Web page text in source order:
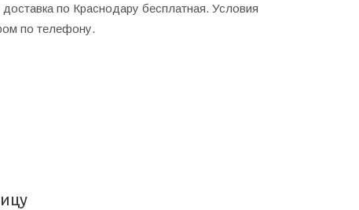
по Краснодару бесплатная. Условия
по телефону.